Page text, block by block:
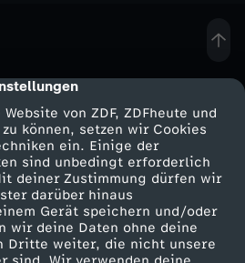
von ZDF, ZDFheute und
können, setzen wir Cookies
ein. Einige der
sind unbedingt erforderlich
deiner Zustimmung dürfen wir
darüber hinaus
Gerät speichern und/oder
wir deine Daten ohne deine
Dritte weiter, die nicht unsere
Service
ZDFmitreden
Kontakt zum ZDF